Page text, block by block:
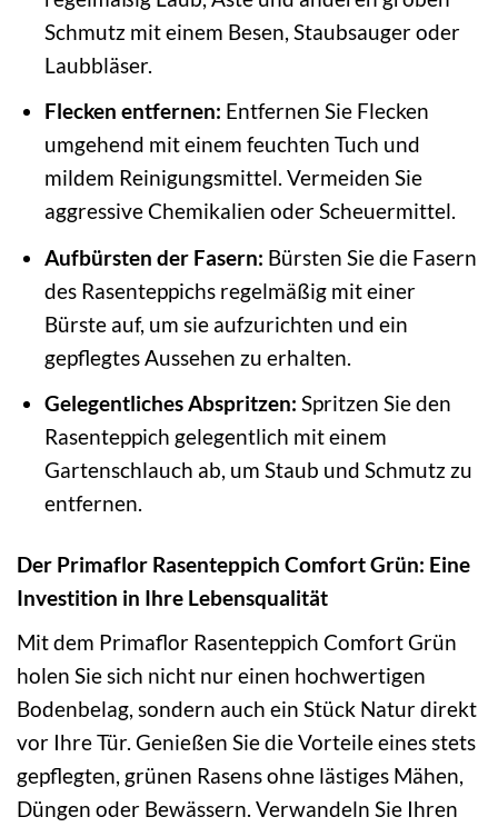
Schmutz mit einem Besen, Staubsauger oder
Laubbläser.
Flecken entfernen: Entfernen Sie Flecken
umgehend mit einem feuchten Tuch und
mildem Reinigungsmittel. Vermeiden Sie
aggressive Chemikalien oder Scheuermittel.
Aufbürsten der Fasern: Bürsten Sie die Fasern
des Rasenteppichs regelmäßig mit einer
Bürste auf, um sie aufzurichten und ein
gepflegtes Aussehen zu erhalten.
Gelegentliches Abspritzen: Spritzen Sie den
Rasenteppich gelegentlich mit einem
Gartenschlauch ab, um Staub und Schmutz zu
entfernen.
Der Primaflor Rasenteppich Comfort Grün: Eine
Investition in Ihre Lebensqualität
Mit dem Primaflor Rasenteppich Comfort Grün
holen Sie sich nicht nur einen hochwertigen
Bodenbelag, sondern auch ein Stück Natur direkt
vor Ihre Tür. Genießen Sie die Vorteile eines stets
gepflegten, grünen Rasens ohne lästiges Mähen,
Düngen oder Bewässern. Verwandeln Sie Ihren